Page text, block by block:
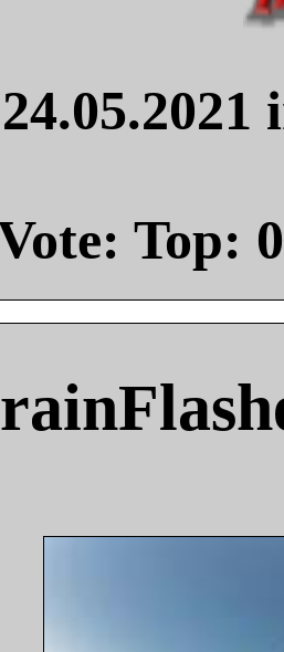
Top: 0